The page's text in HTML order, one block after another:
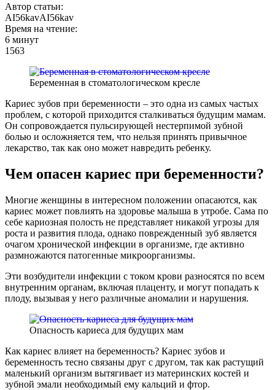
Автор статьи:
AI56kavAI56kav
Время на чтение:
6 минут
1563
Беременная в стоматологическом кресле
Кариес зубов при беременности – это одна из самых частых
проблем, с которой приходится сталкиваться будущим мамам.
Он сопровождается пульсирующей нестерпимой зубной
болью и осложняется тем, что нельзя принять привычное
лекарство, так как оно может навредить ребенку.
Чем опасен кариес при беременности?
Многие женщины в интересном положении опасаются, как
кариес может повлиять на здоровье малыша в утробе. Сама по
себе кариозная полость не представляет никакой угрозы для
роста и развития плода, однако поврежденный зуб является
очагом хронической инфекции в организме, где активно
размножаются патогенные микроорганизмы.
Эти возбудители инфекции с током крови разносятся по всем
внутренним органам, включая плаценту, и могут попадать к
плоду, вызывая у него различные аномалии и нарушения.
Опасность кариеса для будущих мам
Как кариес влияет на беременность? Кариес зубов и
беременность тесно связаны друг с другом, так как растущий
маленький организм вытягивает из материнских костей и
зубной эмали необходимый ему кальций и фтор.